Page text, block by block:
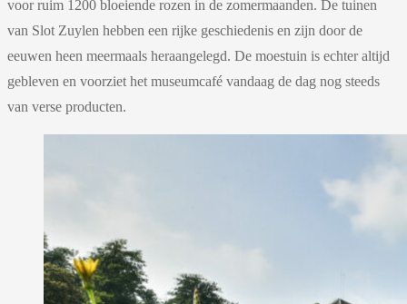
voor ruim 1200 bloeiende rozen in de zomermaanden. De tuinen
van Slot Zuylen hebben een rijke geschiedenis en zijn door de
eeuwen heen meermaals heraangelegd. De moestuin is echter altijd
gebleven en voorziet het museumcafé vandaag de dag nog steeds
van verse producten.